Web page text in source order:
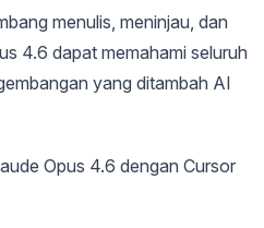
menulis, meninjau, dan
4.6 dapat memahami seluruh
yang ditambah AI
Opus 4.6 dengan Cursor